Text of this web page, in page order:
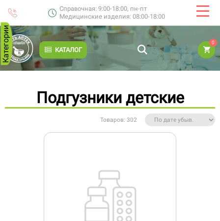
Справочная: 9:00-18:00, пн-пт
Медицинские изделия: 08:00-18:00
КАТАЛОГ
0
Категории
Подгузники детские
Товаров: 302